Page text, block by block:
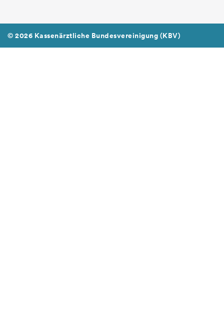
© 2026 Kassenärztliche Bundesvereinigung (KBV)